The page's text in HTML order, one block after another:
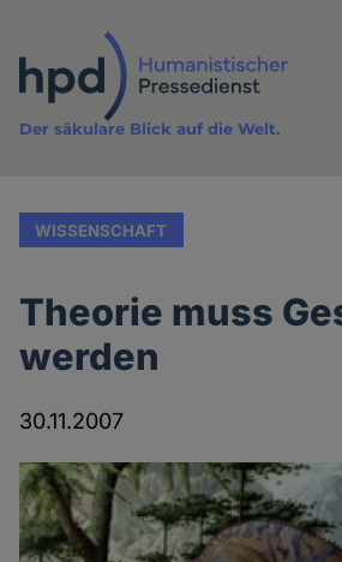
Inhalt
Der säkulare Blick auf die Welt.
WISSENSCHAFT
Theorie muss
werden
30.11.2007